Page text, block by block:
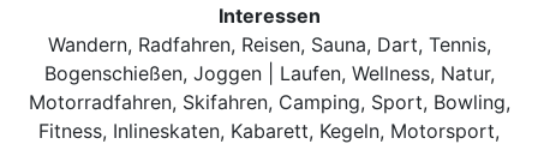
Interessen
Wandern, Radfahren, Reisen, Sauna, Dart, Tennis,
Bogenschießen, Joggen | Laufen, Wellness, Natur,
Motorradfahren, Skifahren, Camping, Sport, Bowling,
Fitness, Inlineskaten, Kabarett, Kegeln, Motorsport,